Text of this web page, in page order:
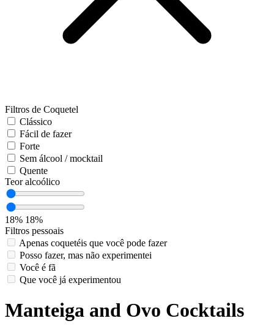
Filtros de Coquetel
Clássico
Fácil de fazer
Forte
Sem álcool / mocktail
Quente
Teor alcoólico
18% 18%
Filtros pessoais
Apenas coquetéis que você pode fazer
Posso fazer, mas não experimentei
Você é fã
Que você já experimentou
Manteiga and Ovo Cocktails